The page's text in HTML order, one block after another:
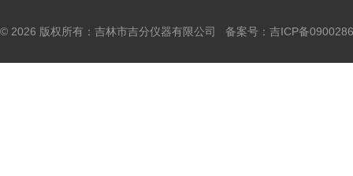
© 2026 版权所有：吉林市吉分仪器有限公司 备案号： 吉ICP备